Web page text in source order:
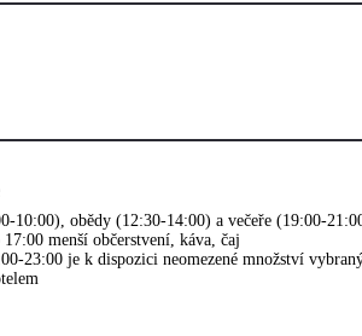
10:00), obědy (12:30-14:00) a večeře (19:00-
menší občerstvení, káva, čaj
23:00 je k dispozici neomezené množství